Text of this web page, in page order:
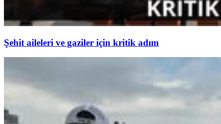
Şehit aileleri ve gaziler için kritik adım